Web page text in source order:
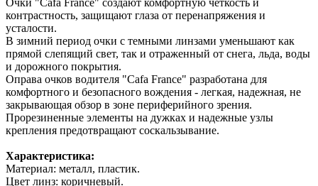
контрастность, защищают глаза от перенапряжения и
усталости.
В зимний период очки с темными линзами уменьшают как
прямой слепящий свет, так и отраженный от снега, льда, воды
и дорожного покрытия.
Оправа очков водителя "Cafa France" разработана для
комфортного и безопасного вождения - легкая, надежная, не
закрывающая обзор в зоне периферийного зрения.
Прорезиненные элементы на дужках и надежные узлы
крепления предотвращают соскальзывание.
Характеристика:
Материал: металл, пластик.
Цвет линз: коричневый.